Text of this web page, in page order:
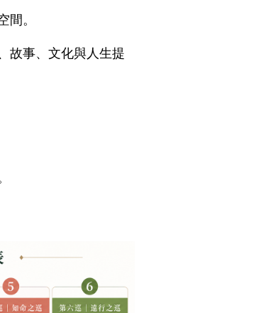
。
故事、文化與人生提